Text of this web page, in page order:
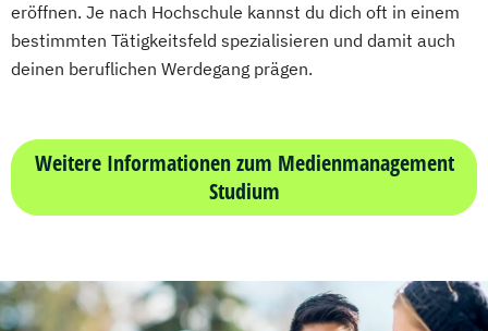
eröffnen. Je nach Hochschule kannst du dich oft in einem
bestimmten Tätigkeitsfeld spezialisieren und damit auch
deinen beruflichen Werdegang prägen.
Weitere Informationen zum Medienmanagement
Studium